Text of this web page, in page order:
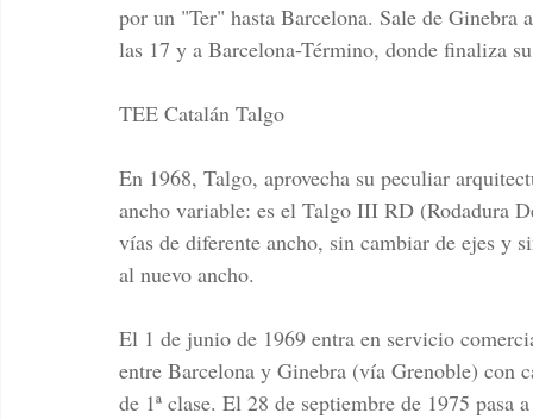
por un "Ter" hasta Barcelona. Sale de
las 17 y a Barcelona-Término, donde finaliza
TEE Catalán Talgo
En 1968, Talgo, aprovecha su peculiar
ancho variable: es el Talgo III RD (Rodadura
vías de diferente ancho, sin cambiar de ejes y
al nuevo ancho.
El 1 de junio de 1969 entra en servicio
entre Barcelona y Ginebra (vía Grenoble) con
de 1ª clase. El 28 de septiembre de 1975